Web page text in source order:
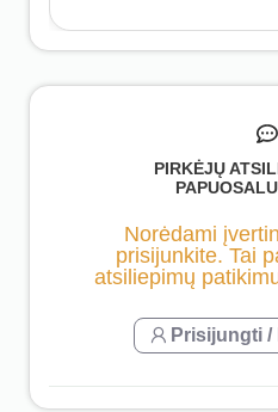
PIRKĖJŲ
Norėdami
prisijunkite. Tai
atsiliepimų
Prisijungti